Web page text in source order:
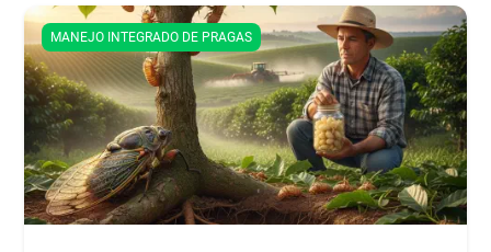
MANEJO INTEGRADO DE PRAGAS